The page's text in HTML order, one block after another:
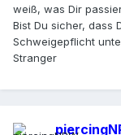
weiß, was Dir
Bist Du sicher, dass
Schweigepflicht
Stranger